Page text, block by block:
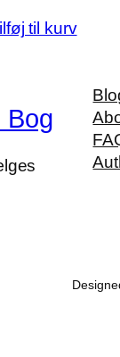
til kurv
Bog